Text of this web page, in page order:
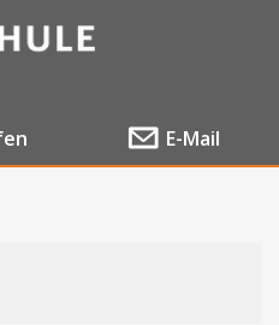
E-Mail